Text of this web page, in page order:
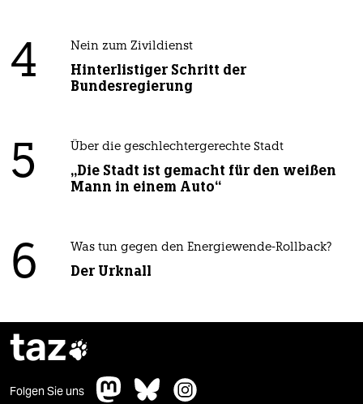
4 Nein zum Zivildienst
Hinterlistiger Schritt der
Bundesregierung
5 Über die geschlechtergerechte Stadt
„Die Stadt ist gemacht für den weißen
Mann in einem Auto“
6 Was tun gegen den Energiewende-Rollback?
Der Urknall
taz
Folgen Sie uns